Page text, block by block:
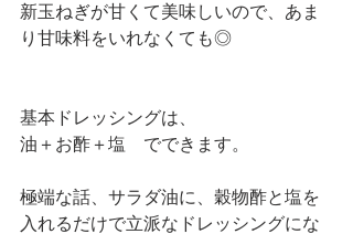
新玉ねぎが甘くて美味しいので、あま
り甘味料をいれなくても◎
基本ドレッシングは、
油＋お酢＋塩　でできます。
極端な話、サラダ油に、穀物酢と塩を
入れるだけで立派なドレッシングにな